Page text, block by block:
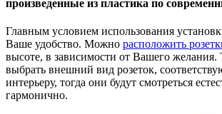
произведенные из пластика по
Главным условием использования
Ваше удобство. Можно расположить
высоте, в зависимости от Вашего
выбрать внешний вид розеток,
интерьеру, тогда они будут смотреться
гармонично.